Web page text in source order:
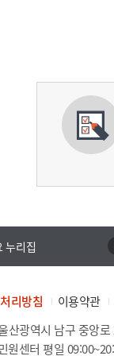
누리집
리방침 이용약관
산광역시 남구 중앙
원센터 평일